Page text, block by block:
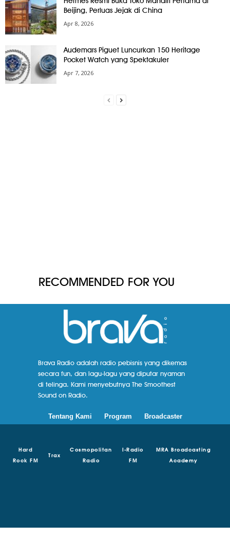
Beijing, Perluas Jejak di China
Apr 8, 2026
Audemars Piguet Luncurkan 150 Heritage
Pocket Watch yang Spektakuler
Apr 7, 2026
RECOMMENDED FOR YOU
Brava Radio adalah radio pebisnis yang dikemas
secara fun, dan lagu-lagu yang diputar nyaman
di telinga. Kami menyebutnya The Smoothest
Sound on Radio.
Tentang Kami Program Broadcaster
Hard
Rock FM
Trax
Cosmopolitan
Radio
I-Radio
FM
MRA Broadcasting
Academy